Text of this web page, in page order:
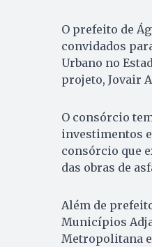
O prefeito de
convidados
Urbano no
projeto, Jovair
O consórcio
investimentos
consórcio que
das obras de
Além de
Municípios
Metropolitana